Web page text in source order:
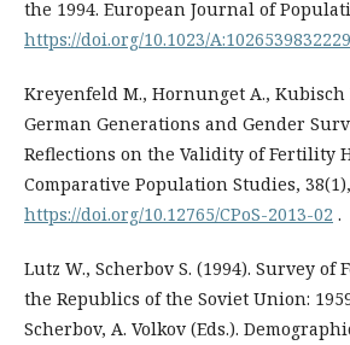
the 1994. European Journal of
https://doi.org/10.1023/A:1026539832229
Kreyenfeld M., Hornunget A., Kubisch
German Generations and Gender
Reflections on the Validity of Fertility
Comparative Population Studies,
https://doi.org/10.12765/CPoS-2013-02 .
Lutz W., Scherbov S. (1994). Survey
the Republics of the Soviet Union:
Scherbov, A. Volkov (Eds.).